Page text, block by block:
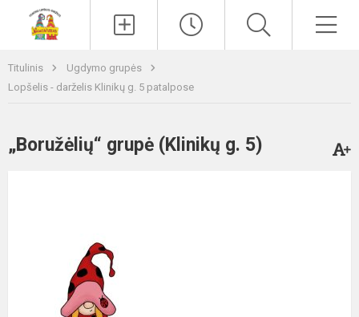
Titulinis
Ugdymo grupės
Lopšelis - darželis Klinikų g. 5 patalpose
„Boružėlių“ grupė (Klinikų g. 5)